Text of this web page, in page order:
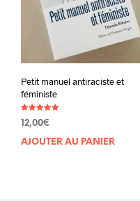
Petit manuel antiraciste et
féministe
Note
5.00
12,00€
AJOUTER AU PANIER